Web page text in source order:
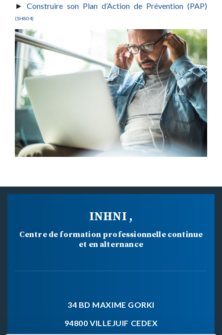
► Construire son Plan d’Action de Prévention (PAP)
(SH804)
INHNI ,
Centre de formation professionnelle continue
et en alternance
34 BD MAXIME GORKI
94800 VILLEJUIF CEDEX